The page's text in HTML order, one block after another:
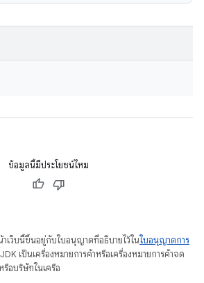
ข้อมูลนี้มีประโยชน์ไหม
าเว็บนี้ขึ้นอยู่กับใบอนุญาตที่อธิบายไว้ในใบอนุญาตการ
เป็นเครื่องหมายการค้าหรือเครื่องหมายการค้าจด
อบริษัทในเครือ